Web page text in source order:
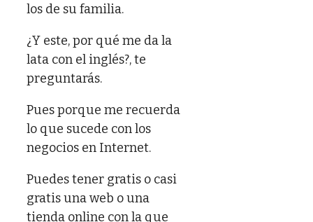
los de su familia.
¿Y este, por qué me da la
lata con el inglés?, te
preguntarás.
Pues porque me recuerda
lo que sucede con los
negocios en Internet.
Puedes tener gratis o casi
gratis una web o una
tienda online con la que